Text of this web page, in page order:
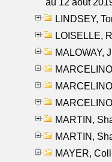
LINDSEY,
LOISELLE,
MALOWAY,
MARTIN,
MARTIN,
MAYER,